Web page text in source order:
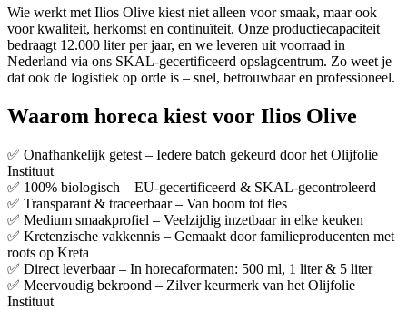
Wie werkt met Ilios Olive kiest niet alleen voor smaak, maar ook
voor kwaliteit, herkomst en continuïteit. Onze productiecapaciteit
bedraagt 12.000 liter per jaar, en we leveren uit voorraad in
Nederland via ons SKAL-gecertificeerd opslagcentrum. Zo weet je
dat ook de logistiek op orde is – snel, betrouwbaar en professioneel.
Waarom horeca kiest voor Ilios Olive
✅ Onafhankelijk getest – Iedere batch gekeurd door het Olijfolie
Instituut
✅ 100% biologisch – EU-gecertificeerd & SKAL-gecontroleerd
✅ Transparant & traceerbaar – Van boom tot fles
✅ Medium smaakprofiel – Veelzijdig inzetbaar in elke keuken
✅ Kretenzische vakkennis – Gemaakt door familieproducenten met
roots op Kreta
✅ Direct leverbaar – In horecaformaten: 500 ml, 1 liter & 5 liter
✅ Meervoudig bekroond – Zilver keurmerk van het Olijfolie
Instituut